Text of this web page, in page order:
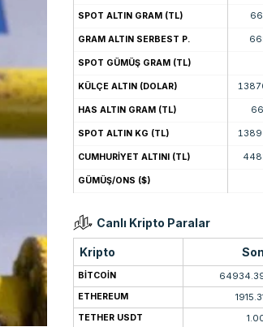
SPOT ALTIN GRAM (TL)
GRAM ALTIN SERBEST P.
SPOT GÜMÜŞ GRAM (TL)
KÜLÇE ALTIN (DOLAR)
HAS ALTIN GRAM (TL)
SPOT ALTIN KG (TL)
CUMHURİYET ALTINI (TL)
GÜMÜŞ/ONS ($)
Canlı Kripto Paralar
Kripto Son
BITCOIN
ETHEREUM
TETHER USDT